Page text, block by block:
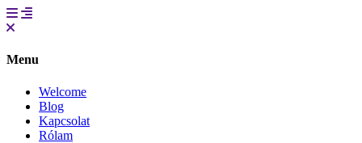
Menu
Welcome
Blog
Kapcsolat
Rólam